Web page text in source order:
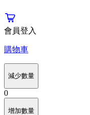
會員登入
購物車
減少數量
0
增加數量